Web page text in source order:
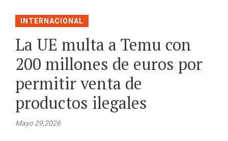
INTERNACIONAL
La UE multa a Temu con
200 millones de euros por
permitir venta de
productos ilegales
Mayo 29,2026